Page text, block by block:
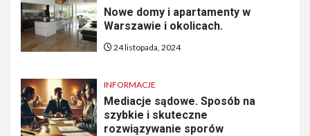
Nowe domy i apartamenty w
Warszawie i okolicach.
24 listopada, 2024
INFORMACJE
Mediacje sądowe. Sposób na
szybkie i skuteczne
rozwiązywanie sporów